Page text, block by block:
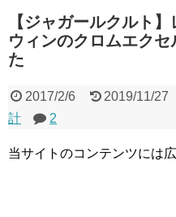
【ジャガールクルト
ウィンのクロムエク
た
2017/2/6 2019/11/27
計
2
当サイトのコンテンツには